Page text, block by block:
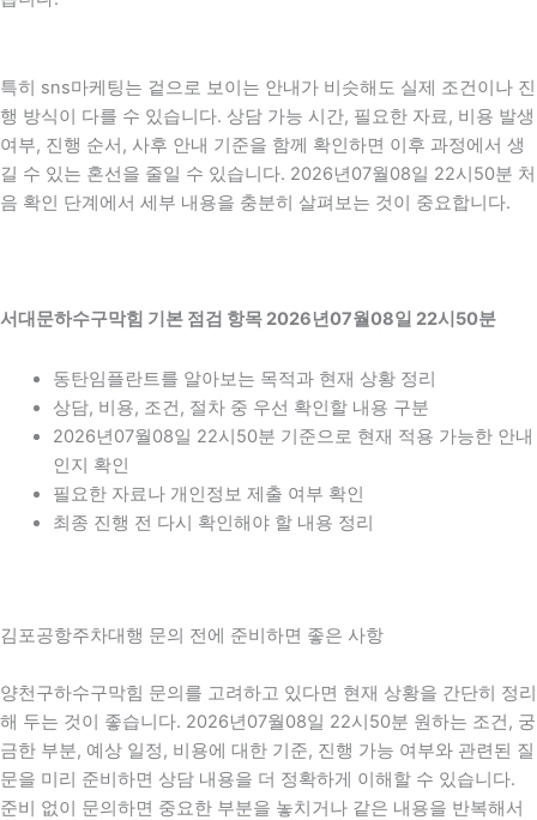
특히 sns마케팅는 겉으로 보이는 안내가 비슷해도 실제 조건이나 진
행 방식이 다를 수 있습니다. 상담 가능 시간, 필요한 자료, 비용 발생
여부, 진행 순서, 사후 안내 기준을 함께 확인하면 이후 과정에서 생
길 수 있는 혼선을 줄일 수 있습니다. 2026년07월08일 22시50분 처
음 확인 단계에서 세부 내용을 충분히 살펴보는 것이 중요합니다.
서대문하수구막힘 기본 점검 항목 2026년07월08일 22시50분
동탄임플란트를 알아보는 목적과 현재 상황 정리
상담, 비용, 조건, 절차 중 우선 확인할 내용 구분
2026년07월08일 22시50분 기준으로 현재 적용 가능한 안내
인지 확인
필요한 자료나 개인정보 제출 여부 확인
최종 진행 전 다시 확인해야 할 내용 정리
김포공항주차대행 문의 전에 준비하면 좋은 사항
양천구하수구막힘 문의를 고려하고 있다면 현재 상황을 간단히 정리
해 두는 것이 좋습니다. 2026년07월08일 22시50분 원하는 조건, 궁
금한 부분, 예상 일정, 비용에 대한 기준, 진행 가능 여부와 관련된 질
문을 미리 준비하면 상담 내용을 더 정확하게 이해할 수 있습니다.
준비 없이 문의하면 중요한 부분을 놓치거나 같은 내용을 반복해서